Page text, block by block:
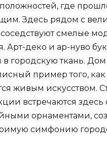
где
Здесь рядом с
смелые
Арт-деко и ар-нуво
в городскую ткань.
пример того, как
живым искусством.
встречаются здесь
орнаментами,
симфонию